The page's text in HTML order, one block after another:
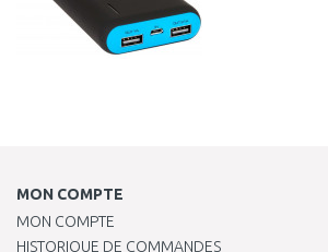
MON COMPTE
MON COMPTE
HISTORIQUE DE COMMANDES